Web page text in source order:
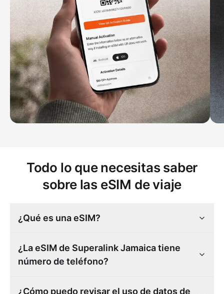
Todo lo que necesitas saber
sobre las eSIM de viaje
¿Qué es una eSIM?
¿La eSIM de Superalink Jamaica tiene
número de teléfono?
¿Cómo puedo revisar el uso de datos de